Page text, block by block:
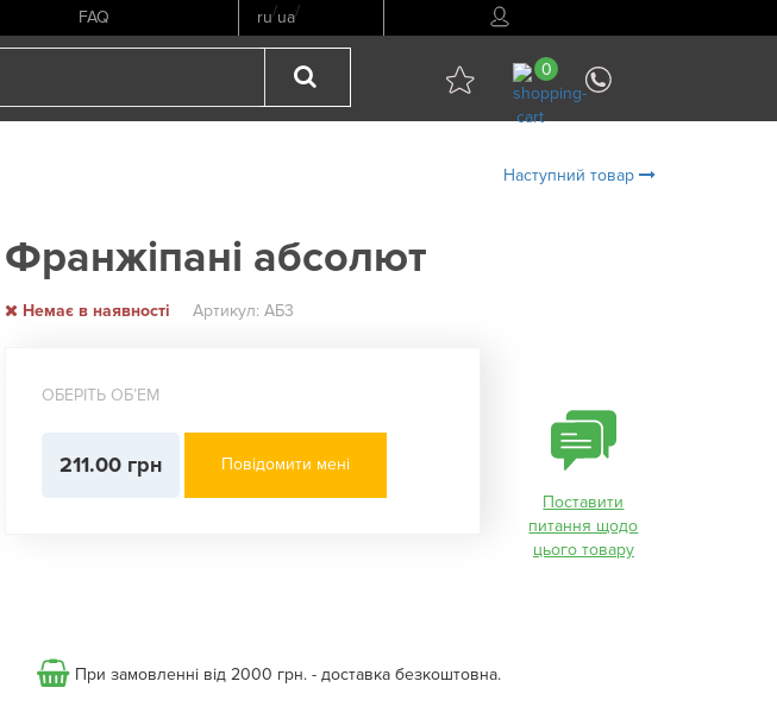
FAQ ru/ua/
0
Наступний товар
Франжіпані абсолют
Немає в наявності Артикул: АБ3
ОБЕРІТЬ ОБʼЕМ
211.00 грн
Повідомити мені
Поставити
питання щодо
цього товару
При замовленні від 2000 грн. - доставка безкоштовна.